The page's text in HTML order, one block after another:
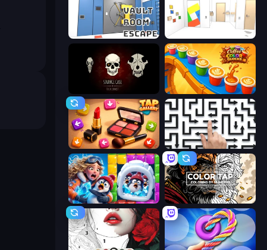
Vault Room Escape Mirror Room Escape
Coffee Color Blocks
Tap Gallery Arrow Escape: Puzzle
Captain Blast Color Tap: Coloring by Numbers